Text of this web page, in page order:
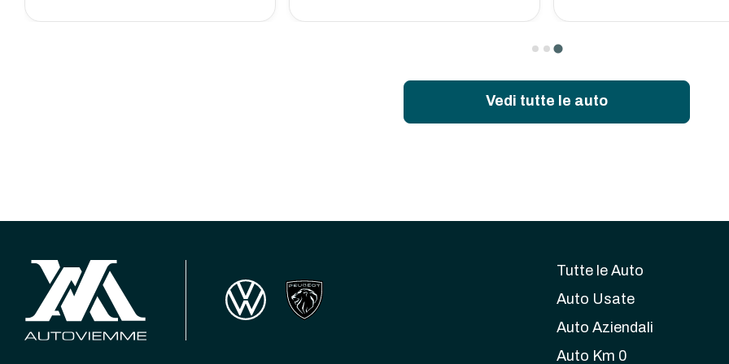
Vedi tutte le auto
Tutte le Auto
Auto Usate
Auto Aziendali
Auto Km 0